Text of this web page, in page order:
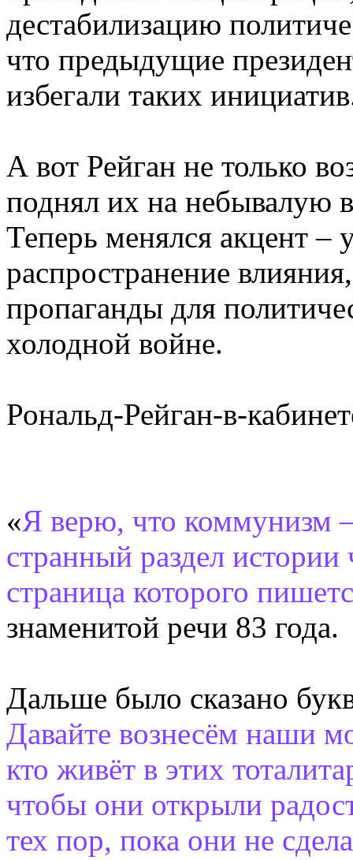
дестабилизацию
что предыдущие
избегали таких
А вот Рейган не только
поднял их на небывалую
Теперь менялся акцент –
распространение
пропаганды для
холодной войне.
Рональд-Рейган-в-
«Я верю, что коммунизм
странный раздел истории
страница которого
знаменитой речи 83 года.
Дальше было сказано
Давайте вознесём наши
кто живёт в этих
чтобы они открыли
тех пор, пока они не